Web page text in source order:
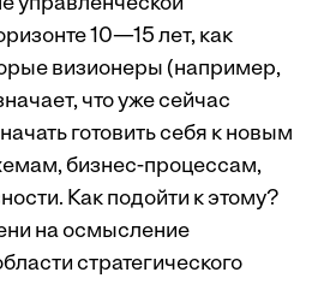
10—15 лет, как
визионеры (например,
что уже сейчас
готовить себя к новым
бизнес-процессам,
Как подойти к этому?
на осмысление
стратегического